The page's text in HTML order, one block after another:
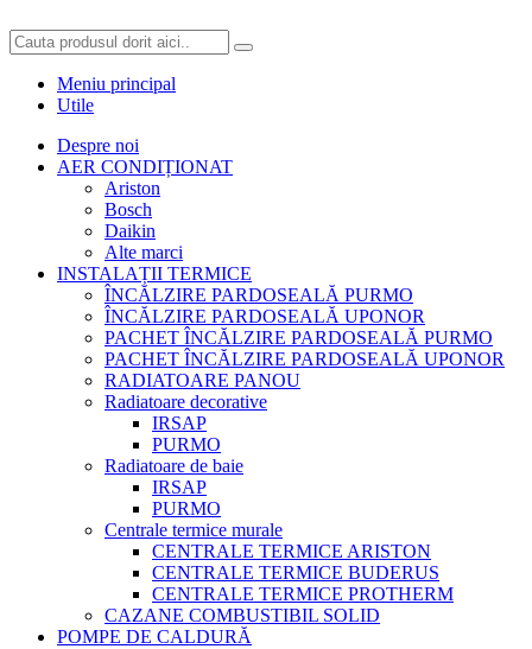
Meniu principal
Utile
Despre noi
AER CONDIȚIONAT
Ariston
Bosch
Daikin
Alte marci
INSTALAȚII TERMICE
ÎNCĂLZIRE PARDOSEALĂ PURMO
ÎNCĂLZIRE PARDOSEALĂ UPONOR
PACHET ÎNCĂLZIRE PARDOSEALĂ PURMO
PACHET ÎNCĂLZIRE PARDOSEALĂ UPONOR
RADIATOARE PANOU
Radiatoare decorative
IRSAP
PURMO
Radiatoare de baie
IRSAP
PURMO
Centrale termice murale
CENTRALE TERMICE ARISTON
CENTRALE TERMICE BUDERUS
CENTRALE TERMICE PROTHERM
CAZANE COMBUSTIBIL SOLID
POMPE DE CALDURĂ